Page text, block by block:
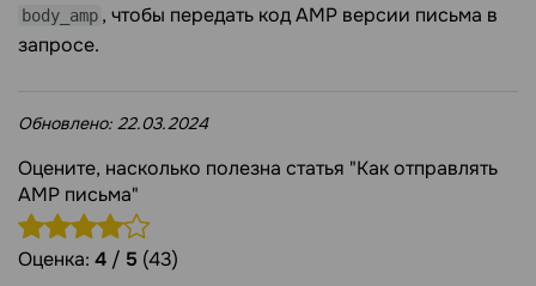
body_amp , чтобы передать код AMP версии письма в
запросе.
Обновлено: 22.03.2024
Оцените, насколько полезна статья "Как отправлять
AMP письма"
Оценка: 4 / 5 (43)